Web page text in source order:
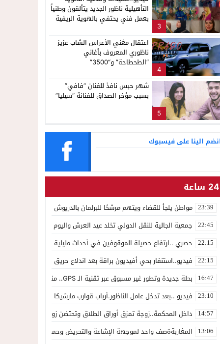
3
التأهيلية ناظور الجديد يتألقون وطنياً
بعمل فني يحتفي بالهوية الريفية
4
اعتقال مغني الأعراس الشاب عزيز
ناظوري المعروف بأغاني
“الطحطاحة” و“3500”
5
شهر حبس نافذ للفنان “فافي”
بسبب مؤخر الصداق للفنانة “سيليا”
الينا على فيسبوك
24 ساعة
23:39 مواطن يلجأ للقضاء ويتهم مرشحًا للبرلمان بالدريوش بالاستيلاء على 22 مليون سنتيم
22:45 جمعية الجالية للنقل الدولي تخلد عيد العرش واليوم الوطني للمهاجر
22:15 حصري ..ارتفاع حصيلة الموقوفين في أحداث مليلية إلى 82 شخصًا وتحقيقات تقود إلى متابعات جنائية ثقيلة
22:15 فيديو..استنفار بحي أفيديون براقة بعد اندلاع حريق داخل ضيعة فلاحية
16:47 بحلة جديدة وتطور غير مسبوق عبر تقنية الـ GPS.. منصة “مرحباناظور” تعزز مكانتها كوجهة أولى لسكان إقليمي الناظور والدريوش
23:10 فيديو ..بعد تدخل عامل الناظور.أرباب قوارب مارشيكا يعلقون احتجاجهم
14:57 داخل المحكمة..زوجة تمزق أوراق الطلاق وتحتضن زوجها في لحظة
13:06 المغاربةةصف واحد لموجهة الإشاعة والتحريض وحملات التضليل